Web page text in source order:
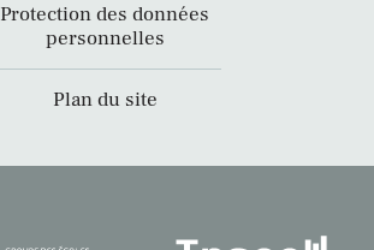
Protection des données
personnelles
Plan du site